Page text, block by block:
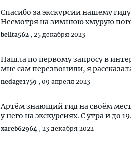
Спасибо за экскурсии нашему
Несмотря на зимнюю хмурую
belita562 , 25 декабря 2023
Нашла по первому запросу в
мне сам перезвонили, я
nedage1759 , 09 апреля 2023
Артём знающий гид на своём
у него на
xareb62964 , 23 декабря 2022